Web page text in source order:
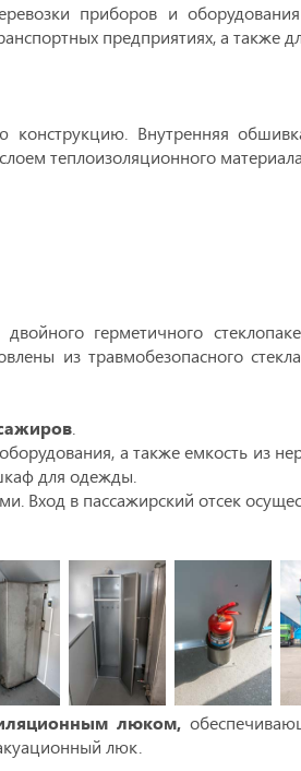
приборов и
предприятиях, а также
конструкцию. Внутренняя
теплоизоляционного
герметичного
из травмобезопасного
а также емкость из
для одежды.
Вход в пассажирский отсек
люком,
люк.